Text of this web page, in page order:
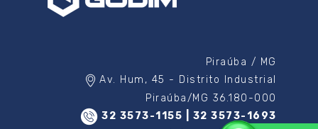
Piraúba / MG
Av. Hum, 45 - Distrito Industrial
Piraúba/MG 36.180-000
32 3573-1155 | 32 3573-1693